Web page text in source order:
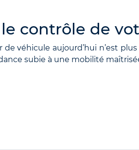
contrôle de
de véhicule aujourd’hui n’est
subie à une mobilité